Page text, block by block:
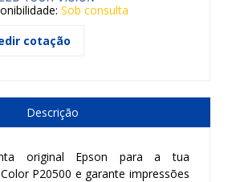
Sob consulta
cotação
Descrição
original Epson para a tua
P20500 e garante impressões